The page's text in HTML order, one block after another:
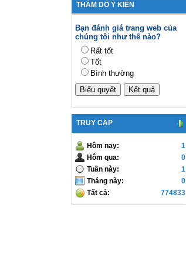
THĂM DÒ Ý KIẾN
Bạn đánh giá trang web của
chúng tôi như thế nào?
Rất tốt
Tốt
Bình thường
TRUY CẬP
Hôm nay:
1
Hôm qua:
0
Tuần này:
1
Tháng này:
0
Tất cả:
774833